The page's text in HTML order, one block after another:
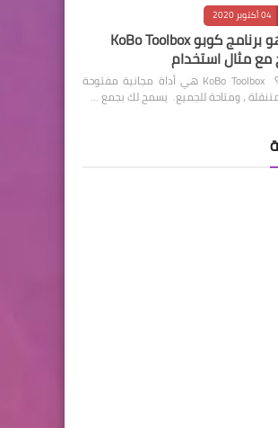
04 أكتوبر 2020
ما هو برنامج كوبو KoBo Toolbox
مثال استخدام
ما هو KoBo Toolbox ؟ KoBo Toolbox هي أداة مجانية مفتوحة
، ومتاحة للجميع. يسمح لك بجمع …